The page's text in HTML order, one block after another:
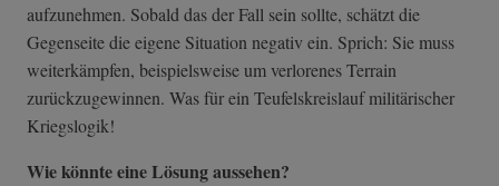
aufzunehmen. Sobald das der Fall sein sollte, schätzt die
Gegenseite die eigene Situation negativ ein. Sprich: Sie muss
weiterkämpfen, beispielsweise um verlorenes Terrain
zurückzugewinnen. Was für ein Teufelskreislauf militärischer
Kriegslogik!
Wie könnte eine Lösung aussehen?